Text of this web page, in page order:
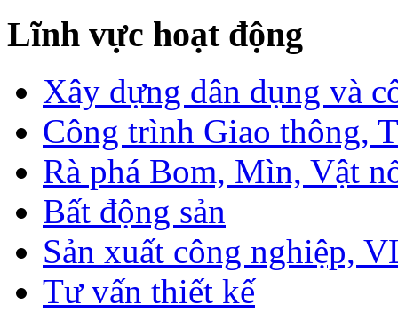
Lĩnh vực hoạt động
Xây dựng dân dụng và
Công trình Giao thông,
Rà phá Bom, Mìn, Vật
Bất động sản
Sản xuất công nghiệp,
Tư vấn thiết kế